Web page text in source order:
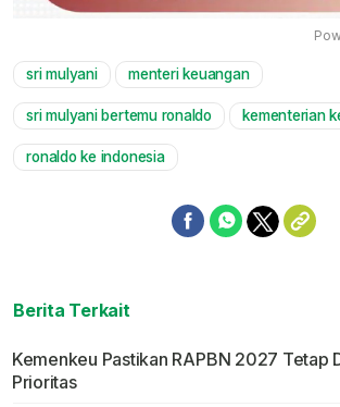
sri mulyani menteri keuangan
sri mulyani bertemu ronaldo kementerian
ronaldo ke indonesia
Berita Terkait
Kemenkeu Pastikan RAPBN 2027 Tetap
Prioritas